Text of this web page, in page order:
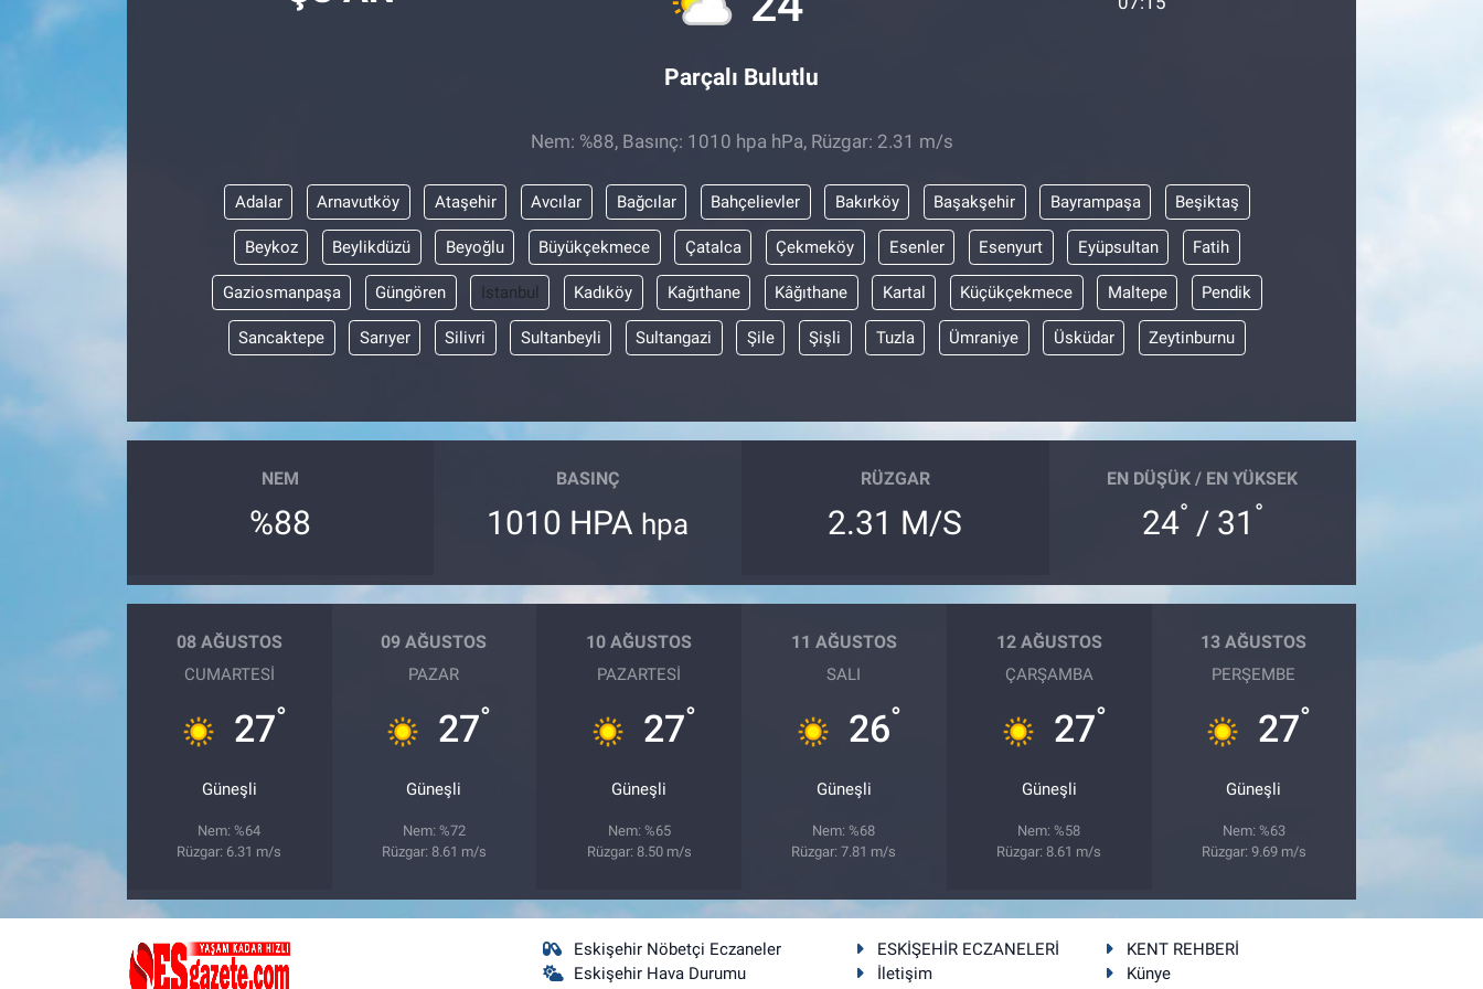
Parçalı Bulutlu
Nem: %88, Basınç: 1010 hpa hPa, Rüzgar: 2.31 m/s
Adalar Arnavutköy Ataşehir Avcılar Bağcılar Bahçelievler Bakırköy Başakşehir Bayrampaşa Beşiktaş
Beykoz Beylikdüzü Beyoğlu Büyükçekmece Çatalca Çekmeköy Esenler Esenyurt Eyüpsultan Fatih
Gaziosmanpaşa Güngören Istanbul Kadıköy Kağıthane Kâğıthane Kartal Küçükçekmece Maltepe Pendik
Sancaktepe Sarıyer Silivri Sultanbeyli Sultangazi Şile Şişli Tuzla Ümraniye Üsküdar Zeytinburnu
NEM
%88
BASINÇ
1010 HPA hpa
RÜZGAR
2.31 M/S
EN DÜŞÜK / EN YÜKSEK
24° / 31 °
08 AĞUSTOS
CUMARTESI
27°
Güneşli
Nem: %64
Rüzgar: 6.31 m/s
09 AĞUSTOS
PAZAR
27°
Güneşli
Nem: %72
Rüzgar: 8.61 m/s
10 AĞUSTOS
PAZARTESI
27°
Güneşli
Nem: %65
Rüzgar: 8.50 m/s
11 AĞUSTOS
SALI
26°
Güneşli
Nem: %68
Rüzgar: 7.81 m/s
12 AĞUSTOS
ÇARŞAMBA
27°
Güneşli
Nem: %58
Rüzgar: 8.61 m/s
13 AĞUSTOS
PERŞEMBE
27°
Güneşli
Nem: %63
Rüzgar: 9.69 m/s
Eskişehir Nöbetçi Eczaneler
Eskişehir Hava Durumu
ESKİŞEHİR ECZANELERİ
KENT REHBERİ
İletişim
Künye
Kütahya